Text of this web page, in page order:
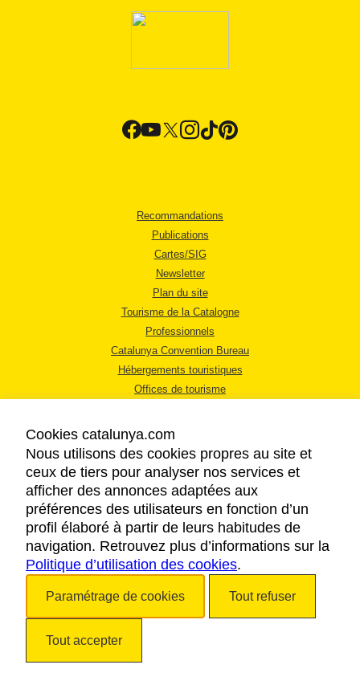
Recommandations
Publications
Cartes/SIG
Newsletter
Plan du site
Tourisme de la Catalogne
Professionnels
Catalunya Convention Bureau
Hébergements touristiques
Offices de tourisme
MENTIONS LÉGALES
RÈGLES DE CONFIDENTIALITÉ
COOKIES
ACCESSIBILITÉ
Cookies catalunya.com
Nous utilisons des cookies propres au site et
ceux de tiers pour analyser nos services et
afficher des annonces adaptées aux
préférences des utilisateurs en fonction d’un
profil élaboré à partir de leurs habitudes de
navigation. Retrouvez plus d’informations sur la
Politique d’utilisation des cookies.
Paramétrage de cookies Tout refuser
Tout accepter